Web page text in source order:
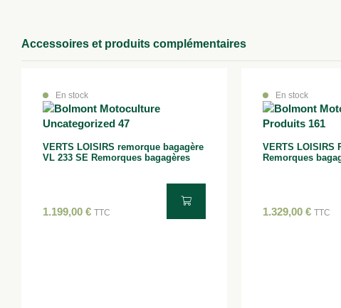
Accessoires et produits complémentaires
En stock
VERTS LOISIRS remorque bagagère
VL 233 SE Remorques bagagères
1.199,00 € TTC
En stock
VERTS LOISIRS
Remorques
1.329,00 € TTC